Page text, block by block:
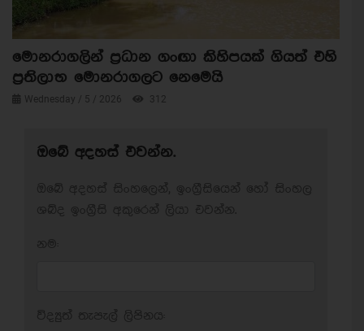
මොනරාගලින් ප්‍රධාන ගංඟා කිහිපයක් ගියත් එහි
ප්‍රතිලාභ මොනරාගලට නෙමෙයි
Wednesday / 5 / 2026 312
ඔබේ අදහස් එවන්න.